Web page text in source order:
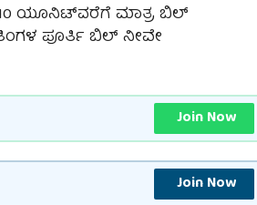
ಯೂನಿಟ್‌ವರೆಗೆ ಮಾತ್ರ ಬಿಲ್
ಪೂರ್ತಿ ಬಿಲ್ ನೀವೇ
Join Now
Join Now